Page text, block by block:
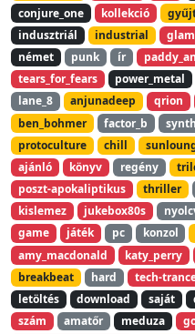
conjure_one
kollekció
indusztriál
industrial glam
német
punk ír
tears_for_fears
power_metal
lane_8
anjunadeep qrion
ben_bohmer
factor_b
protoculture
chill
ajánló
könyv regény
poszt-apokaliptikus
thriller
kislemez
jukebox80s
game
játék pc konzol
amy_macdonald
katy_perry
breakbeat
hard tech-
letöltés
download saját
szám
amatőr meduza